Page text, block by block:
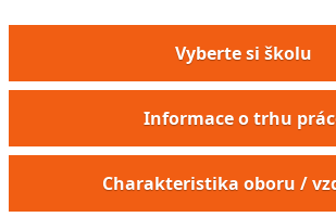
Vyberte si školu
Informace o trhu
Charakteristika oboru /